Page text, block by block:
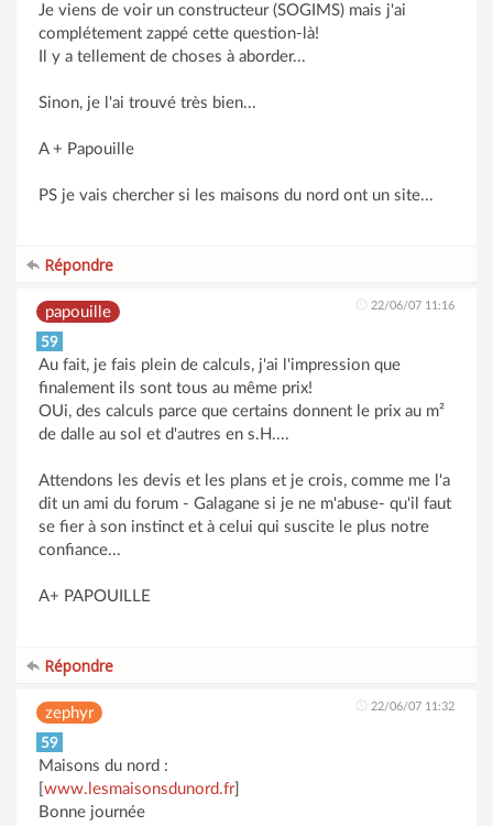
Je viens de voir un constructeur (SOGIMS) mais j'ai
complétement zappé cette question-là!
Il y a tellement de choses à aborder...
Sinon, je l'ai trouvé très bien...
A + Papouille
PS je vais chercher si les maisons du nord ont un site...
Répondre
papouille 22/06/07 11:16
59
Au fait, je fais plein de calculs, j'ai l'impression que
finalement ils sont tous au même prix!
OUi, des calculs parce que certains donnent le prix au m²
de dalle au sol et d'autres en s.H....
Attendons les devis et les plans et je crois, comme me l'a
dit un ami du forum - Galagane si je ne m'abuse- qu'il faut
se fier à son instinct et à celui qui suscite le plus notre
confiance...
A+ PAPOUILLE
Répondre
zephyr 22/06/07 11:32
59
Maisons du nord :
www.lesmaisonsdunord.fr]
Bonne journée